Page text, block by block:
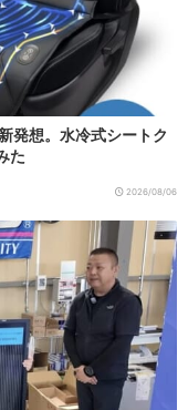
発想。水冷式シートク
た
2026/08/06